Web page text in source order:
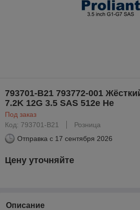
793701-B21 793772-001
7.2K 12G 3.5 SAS 512e He
Под заказ
Код: 793701-B21
Розница
Отправка с 17 сентября 2026
Цену уточняйте
Описание